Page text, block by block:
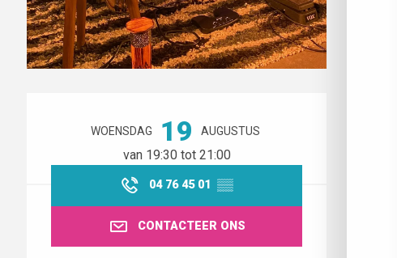
Openingstijden en
WOENSDAG 19 AUGUSTUS
van 19:30 tot 21:00
04 76 45 01 ▒▒
CONTACTEER ONS